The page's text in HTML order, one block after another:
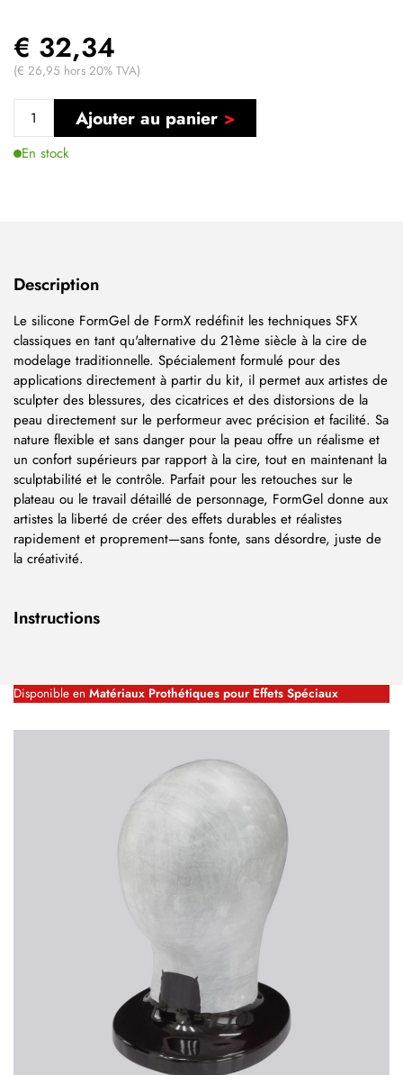
€ 32,34
(€ 26,95 hors 20% TVA)
Ajouter au panier
En stock
Description
Le silicone FormGel de FormX redéfinit les techniques SFX
classiques en tant qu'alternative du 21ème siècle à la cire de
modelage traditionnelle. Spécialement formulé pour des
applications directement à partir du kit, il permet aux artistes de
sculpter des blessures, des cicatrices et des distorsions de la
peau directement sur le performeur avec précision et facilité. Sa
nature flexible et sans danger pour la peau offre un réalisme et
un confort supérieurs par rapport à la cire, tout en maintenant la
sculptabilité et le contrôle. Parfait pour les retouches sur le
plateau ou le travail détaillé de personnage, FormGel donne aux
artistes la liberté de créer des effets durables et réalistes
rapidement et proprement—sans fonte, sans désordre, juste de
la créativité.
Instructions
Disponible en Matériaux Prothétiques pour Effets Spéciaux